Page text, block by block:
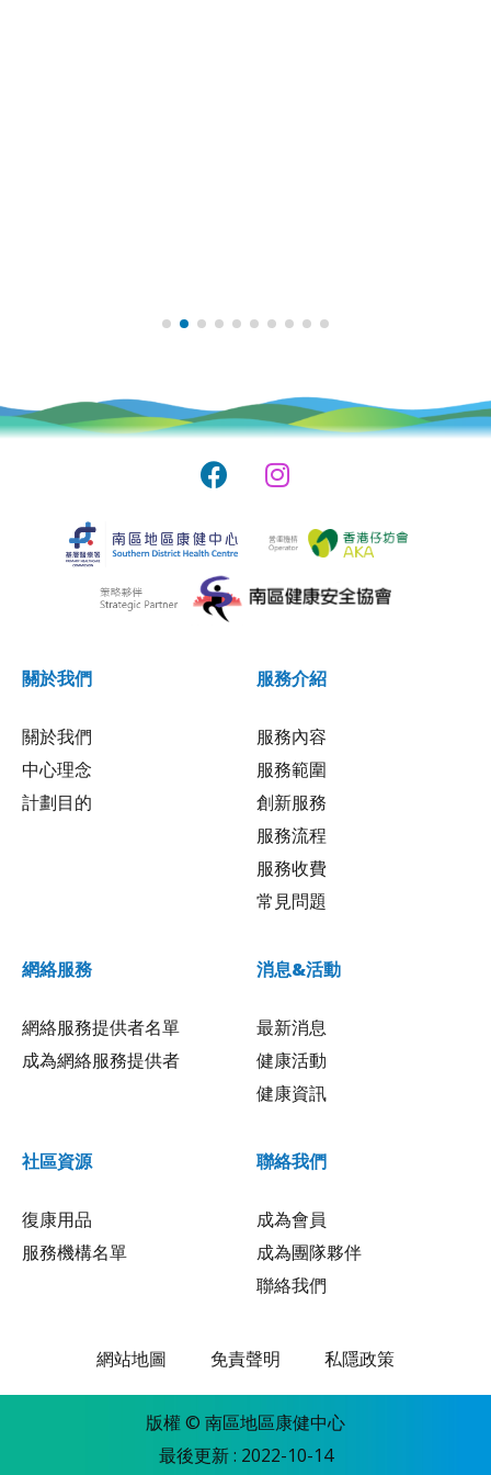
關於我們
關於我們
中心理念
計劃目的
服務介紹
服務內容
服務範圍
創新服務
服務流程
服務收費
常見問題
網絡服務
網絡服務提供者名單
成為網絡服務提供者
消息&活動
最新消息
健康活動
健康資訊
社區資源
復康用品
服務機構名單
聯絡我們
成為會員
成為團隊夥伴
聯絡我們
網站地圖 免責聲明 私隱政策
版權 © 南區地區康健中心
最後更新 : 2022-10-14